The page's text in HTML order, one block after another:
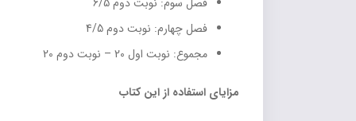
فصل چهارم: نوبت دوم 4/5
مجموع: نوبت اول 20 – نوبت دوم 20
مزایای استفاده از این کتاب